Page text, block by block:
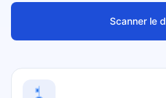
Scanner le